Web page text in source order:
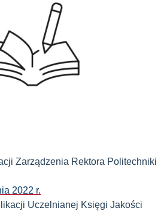
Zarządzenia Rektora Politechniki
2022 r.
Uczelnianej Księgi Jakości